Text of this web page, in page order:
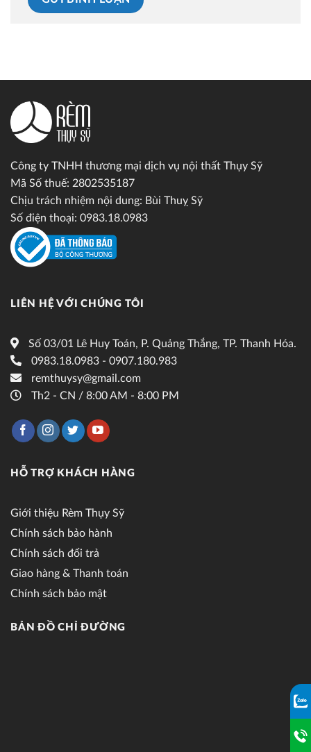
Công ty TNHH thương mại dịch vụ nội thất Thụy Sỹ
Mã Số thuế: 2802535187
Chịu trách nhiệm nội dung: Bùi Thuỵ Sỹ
Số điện thoại: 0983.18.0983
LIÊN HỆ VỚI CHÚNG TÔI
Số 03/01 Lê Huy Toán, P. Quảng Thắng, TP. Thanh Hóa.
0983.18.0983 - 0907.180.983
remthuysy@gmail.com
Th2 - CN / 8:00 AM - 8:00 PM
HỖ TRỢ KHÁCH HÀNG
Giới thiệu Rèm Thụy Sỹ
Chính sách bảo hành
Chính sách đổi trả
Giao hàng & Thanh toán
Chính sách bảo mật
BẢN ĐỒ CHỈ ĐƯỜNG